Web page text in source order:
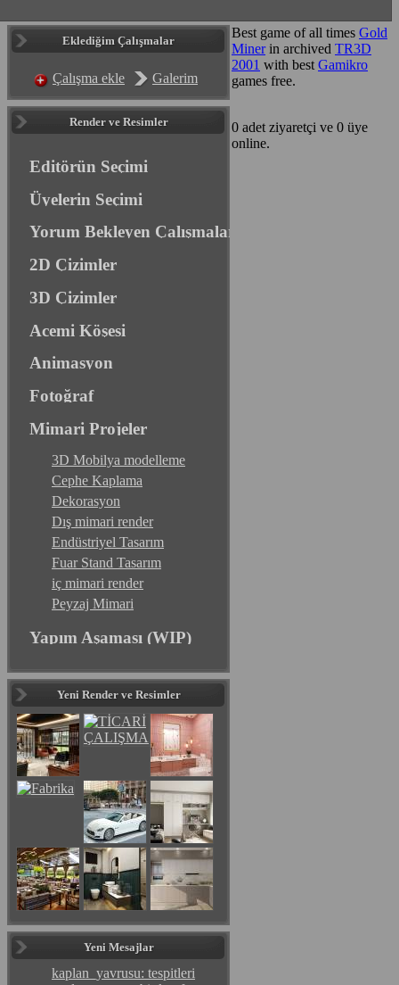
Eklediğim Çalışmalar
Çalışma ekle Galerim
Render ve Resimler
Editörün Seçimi
Üyelerin Seçimi
Yorum Bekleyen Çalışmalar
2D Çizimler
3D Çizimler
Acemi Köşesi
Animasyon
Fotoğraf
Mimari Projeler
3D Mobilya modelleme
Cephe Kaplama
Dekorasyon
Dış mimari render
Endüstriyel Tasarım
Fuar Stand Tasarım
iç mimari render
Peyzaj Mimari
Yapım Aşaması (WIP)
Yeni Render ve Resimler
Yeni Mesajlar
kaplan_yavrusu: tespitleri
Best game of all times Gold
Minerin archived TR3D
2001 with best Gamikro
games free.
0 adet ziyaretçi ve 0 üye
online.